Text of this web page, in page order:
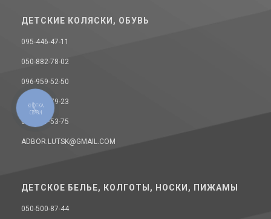
ДЕТСКИЕ КОЛЯСКИ, ОБУВЬ
095-446-47-11
050-882-78-02
096-959-52-50
068-393-79-23
093-157-53-75
ADBOR.LUTSK@GMAIL.COM
ДЕТСКОЕ БЕЛЬЕ, КОЛГОТЫ, НОСКИ, ПИЖАМЫ
050-500-87-44
КНОПКА
СВЯЗИ